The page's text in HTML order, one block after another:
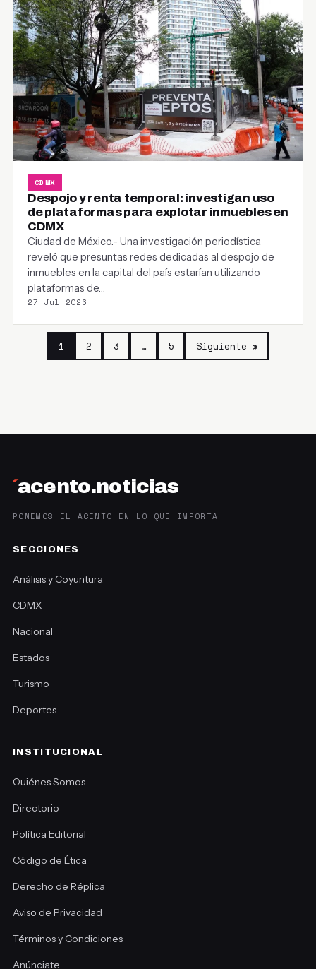
CDMX
Despojo y renta temporal: investigan uso
de plataformas para explotar inmuebles en
CDMX
Ciudad de México.- Una investigación periodística
reveló que presuntas redes dedicadas al despojo de
inmuebles en la capital del país estarían utilizando
plataformas de…
27 Jul 2026
1 2 3 … 5 Siguiente »
´acento.noticias
PONEMOS EL ACENTO EN LO QUE IMPORTA
SECCIONES
Análisis y Coyuntura
CDMX
Nacional
Estados
Turismo
Deportes
INSTITUCIONAL
Quiénes Somos
Directorio
Política Editorial
Código de Ética
Derecho de Réplica
Aviso de Privacidad
Términos y Condiciones
Anúnciate